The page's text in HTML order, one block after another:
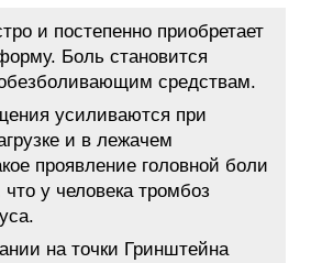
и постепенно приобретает
Боль становится
средствам.
усиливаются при
и в лежачем
проявление головной боли
что у человека тромбоз
на точки Гринштейна